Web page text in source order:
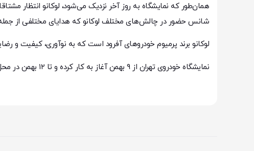
همان‌طور که نمایشگاه به روز آخر نزدیک می‌شود، لوکانو انتظار
شانس حضور در چالش‌های مختلف لوکانو که هدایای مختلفی از جمله آیفون ۱۵ پرومکس را شامل می‌شود کسب
لوکانو برند پرمیوم خودروهای آفرود است که به نوآوری، کیفیت و
نمایشگاه خودروی تهران از ۹ بهمن آغاز به کار کرده و تا ۱۲ بهمن در محل مجموعه نمایشگاهی شهر آفتاب پذیرای میهمانان است.